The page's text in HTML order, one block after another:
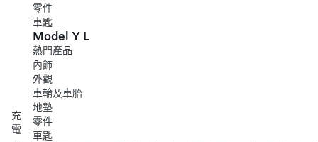
充
電
零件
車匙
Model Y L
熱門產品
內飾
外觀
車輪及車胎
地墊
零件
車匙